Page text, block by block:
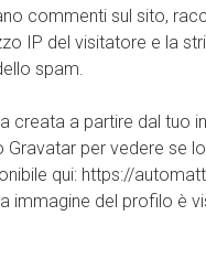
commenti sul sito,
IP del visitatore e la
spam.
creata a partire dal tuo
Gravatar per vedere se
qui: https://
immagine del profilo è